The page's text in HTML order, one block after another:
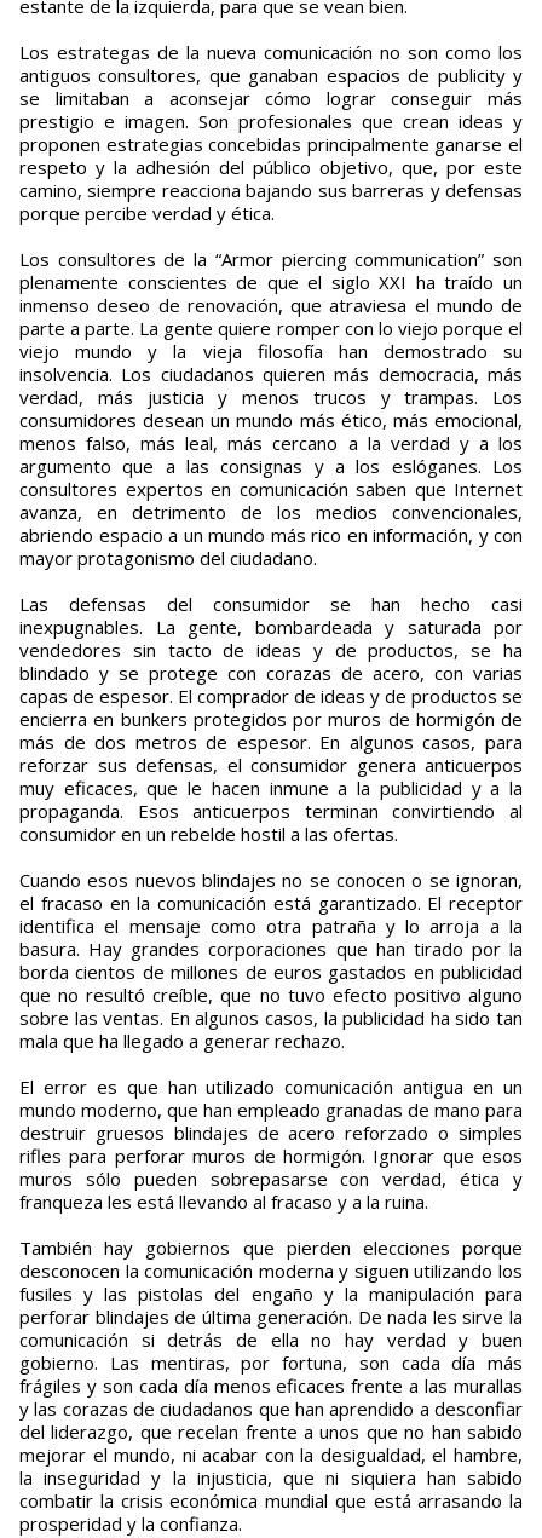
estante de la izquierda, para que se vean bien.
Los estrategas de la nueva comunicación no son como los
antiguos consultores, que ganaban espacios de publicity y
se limitaban a aconsejar cómo lograr conseguir más
prestigio e imagen. Son profesionales que crean ideas y
proponen estrategias concebidas principalmente ganarse el
respeto y la adhesión del público objetivo, que, por este
camino, siempre reacciona bajando sus barreras y defensas
porque percibe verdad y ética.
Los consultores de la “Armor piercing communication” son
plenamente conscientes de que el siglo XXI ha traído un
inmenso deseo de renovación, que atraviesa el mundo de
parte a parte. La gente quiere romper con lo viejo porque el
viejo mundo y la vieja filosofía han demostrado su
insolvencia. Los ciudadanos quieren más democracia, más
verdad, más justicia y menos trucos y trampas. Los
consumidores desean un mundo más ético, más emocional,
menos falso, más leal, más cercano a la verdad y a los
argumento que a las consignas y a los eslóganes. Los
consultores expertos en comunicación saben que Internet
avanza, en detrimento de los medios convencionales,
abriendo espacio a un mundo más rico en información, y con
mayor protagonismo del ciudadano.
Las defensas del consumidor se han hecho casi
inexpugnables. La gente, bombardeada y saturada por
vendedores sin tacto de ideas y de productos, se ha
blindado y se protege con corazas de acero, con varias
capas de espesor. El comprador de ideas y de productos se
encierra en bunkers protegidos por muros de hormigón de
más de dos metros de espesor. En algunos casos, para
reforzar sus defensas, el consumidor genera anticuerpos
muy eficaces, que le hacen inmune a la publicidad y a la
propaganda. Esos anticuerpos terminan convirtiendo al
consumidor en un rebelde hostil a las ofertas.
Cuando esos nuevos blindajes no se conocen o se ignoran,
el fracaso en la comunicación está garantizado. El receptor
identifica el mensaje como otra patraña y lo arroja a la
basura. Hay grandes corporaciones que han tirado por la
borda cientos de millones de euros gastados en publicidad
que no resultó creíble, que no tuvo efecto positivo alguno
sobre las ventas. En algunos casos, la publicidad ha sido tan
mala que ha llegado a generar rechazo.
El error es que han utilizado comunicación antigua en un
mundo moderno, que han empleado granadas de mano para
destruir gruesos blindajes de acero reforzado o simples
rifles para perforar muros de hormigón. Ignorar que esos
muros sólo pueden sobrepasarse con verdad, ética y
franqueza les está llevando al fracaso y a la ruina.
También hay gobiernos que pierden elecciones porque
desconocen la comunicación moderna y siguen utilizando los
fusiles y las pistolas del engaño y la manipulación para
perforar blindajes de última generación. De nada les sirve la
comunicación si detrás de ella no hay verdad y buen
gobierno. Las mentiras, por fortuna, son cada día más
frágiles y son cada día menos eficaces frente a las murallas
y las corazas de ciudadanos que han aprendido a desconfiar
del liderazgo, que recelan frente a unos que no han sabido
mejorar el mundo, ni acabar con la desigualdad, el hambre,
la inseguridad y la injusticia, que ni siquiera han sabido
combatir la crisis económica mundial que está arrasando la
prosperidad y la confianza.